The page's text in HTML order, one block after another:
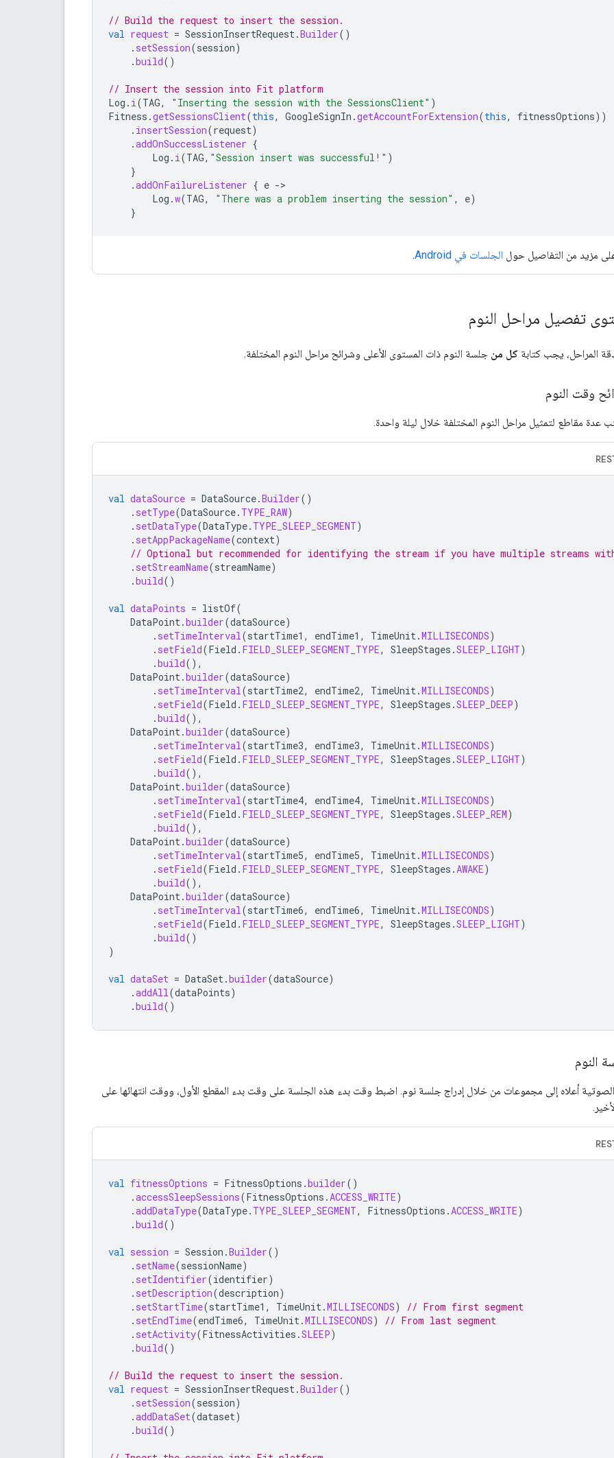
// Build the request to insert the session.
val request = SessionInsertRequest.Builder()
. setSession(session)
.build()
// Insert the session into Fit platform
Log . i(TAG, "Inserting the session with the SessionsClient" )
Fitness .getSessionsClient(this, GoogleSignIn .getAccountForExtension(this, fitnessOptions))
. insertSession(request)
.addOnSuccessListener {
Log . i(TAG, "Session insert was successful!" )
}
.addOnFailureListener { e -
Log .w(TAG, "There was a problem inserting the session" , e)
}
على مزيد من التفاصيل حول الجلسات في Android .
تفصيل مراحل النوم
بدقة المراحل، يجب كتابة كل من جلسة النوم ذات المستوى الأعلى وشرائح مراحل النوم المختلفة.
وقت النوم
عدة مقاطع لتمثيل مراحل النوم المختلفة خلال ليلة واحدة.
val dataSource = DataSource.Builder()
. setType(DataSource. TYPE_RAW)
. setDataType(DataType. TYPE_SLEEP_SEGMENT)
. setAppPackageName(context)
// Optional but recommended for identifying the stream if you have multiple streams with
. setStreamName(streamName)
.build()
val dataPoints = listOf(
DataPoint.builder(dataSource)
. setTimeInterval(startTime1 , endTime1 , TimeUnit.MILLISECONDS)
. setField(Field . FIELD_SLEEP_SEGMENT_TYPE, SleepStages .SLEEP_LIGHT)
.build(),
DataPoint.builder(dataSource)
. setTimeInterval(startTime2, endTime2, TimeUnit.MILLISECONDS)
. setField(Field . FIELD_SLEEP_SEGMENT_TYPE, SleepStages .SLEEP_DEEP)
.build(),
DataPoint.builder(dataSource)
. setTimeInterval(startTime3, endTime3, TimeUnit.MILLISECONDS)
. setField(Field . FIELD_SLEEP_SEGMENT_TYPE, SleepStages .SLEEP_LIGHT)
.build(),
DataPoint.builder(dataSource)
. setTimeInterval(startTime4, endTime4, TimeUnit.MILLISECONDS)
. setField(Field . FIELD_SLEEP_SEGMENT_TYPE, SleepStages .SLEEP_REM)
.build(),
DataPoint.builder(dataSource)
. setTimeInterval(startTime5, endTime5, TimeUnit.MILLISECONDS)
. setField(Field . FIELD_SLEEP_SEGMENT_TYPE, SleepStages .AWAKE)
.build(),
DataPoint.builder(dataSource)
. setTimeInterval(startTime6, endTime6, TimeUnit.MILLISECONDS)
. setField(Field . FIELD_SLEEP_SEGMENT_TYPE, SleepStages .SLEEP_LIGHT)
.build()
)
val dataSet = DataSet.builder(dataSource)
.addAll(dataPoints)
.build()
النوم
الصوتية أعلاه إلى مجموعات من خلال إدراج جلسة نوم. اضبط وقت بدء هذه الجلسة على وقت بدء المقطع الأول، ووقت انتهائها على
val fitnessOptions = FitnessOptions .builder()
.accessSleepSessions(FitnessOptions .ACCESS_WRITE)
.addDataType(DataType. TYPE_SLEEP_SEGMENT, FitnessOptions .ACCESS_WRITE)
.build()
val session = Session .Builder()
. setName(sessionName)
. setIdentifier(identifier)
. setDescription(description)
. setStartTime(startTime1 , TimeUnit.MILLISECONDS)
// From first segment
. setEndTime(endTime6, TimeUnit.MILLISECONDS)
// From last segment
. setActivity(FitnessActivities .SLEEP)
.build()
// Build the request to insert the session.
val request = SessionInsertRequest.Builder()
. setSession(session)
.addDataSet(dataset)
.build()